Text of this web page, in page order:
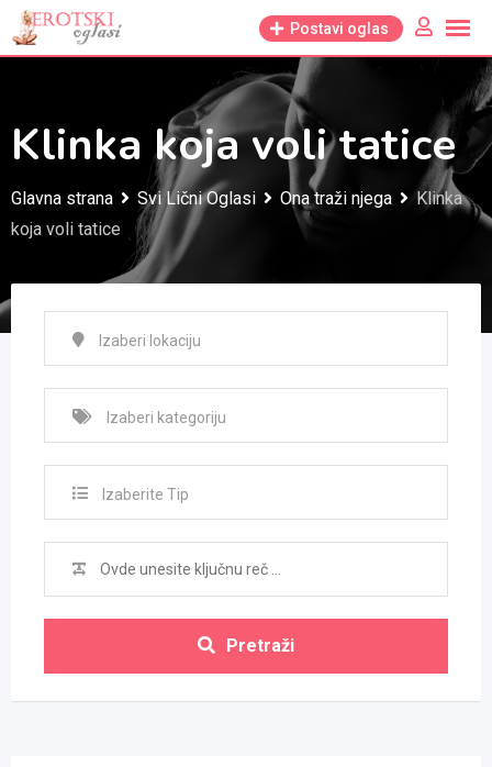
Skip
to
Postavi oglas
Klinka koja voli tatice
Glavna strana Svi Lični Oglasi Ona traži njega
Klinka
koja voli tatice
Izaberite Tip
Pretraži